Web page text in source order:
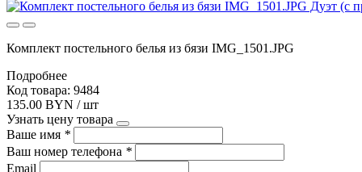
Комплект постельного белья из бязи IMG_1501.JPG
Подробнее
Код товара: 9484
135.00 BYN / шт
Узнать цену товара
Ваше имя *
Ваш номер телефона *
Email